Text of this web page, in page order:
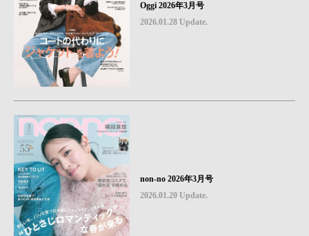
Oggi 2026年3月号
2026.01.28 Update.
non-no 2026年3月号
2026.01.20 Update.